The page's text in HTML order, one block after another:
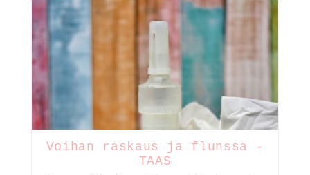
Voihan raskaus ja flunssa -
TAAS